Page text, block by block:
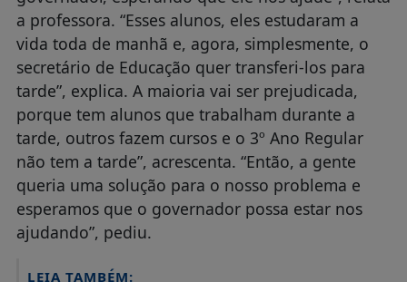
a professora. “Esses alunos, eles estudaram a
vida toda de manhã e, agora, simplesmente, o
secretário de Educação quer transferi-los para
tarde”, explica. A maioria vai ser prejudicada,
porque tem alunos que trabalham durante a
tarde, outros fazem cursos e o 3º Ano Regular
não tem a tarde”, acrescenta. “Então, a gente
queria uma solução para o nosso problema e
esperamos que o governador possa estar nos
ajudando”, pediu.
LEIA TAMBÉM: